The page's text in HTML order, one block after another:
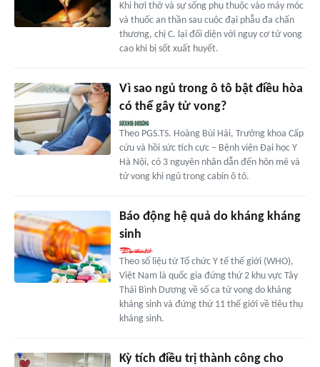
Khi hơi thở và sự sống phụ thuộc vào máy móc
và thuốc an thần sau cuộc đại phẫu đa chấn
thương, chị C. lại đối diện với nguy cơ tử vong
cao khi bị sốt xuất huyết.
Vì sao ngủ trong ô tô bật điều hòa
có thể gây tử vong?
Theo PGS.TS. Hoàng Bùi Hải, Trưởng khoa Cấp
cứu và hồi sức tích cực – Bệnh viện Đại học Y
Hà Nội, có 3 nguyên nhân dẫn đến hôn mê và
tử vong khi ngủ trong cabin ô tô.
Báo động hệ quả do kháng kháng
sinh
Theo số liệu từ Tổ chức Y tế thế giới (WHO),
Việt Nam là quốc gia đứng thứ 2 khu vực Tây
Thái Bình Dương về số ca tử vong do kháng
kháng sinh và đứng thứ 11 thế giới về tiêu thụ
kháng sinh.
Kỳ tích điều trị thành công cho